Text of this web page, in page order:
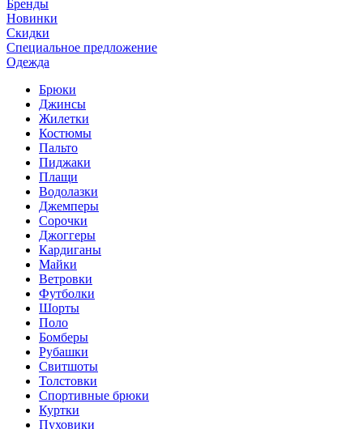
Бренды
Новинки
Скидки
Специальное предложение
Одежда
Брюки
Джинсы
Жилетки
Костюмы
Пальто
Пиджаки
Плащи
Водолазки
Джемперы
Сорочки
Джоггеры
Кардиганы
Майки
Ветровки
Футболки
Шорты
Поло
Бомберы
Рубашки
Свитшоты
Толстовки
Спортивные брюки
Куртки
Пуховики